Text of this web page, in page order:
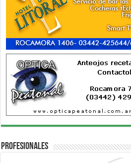
Profesionales